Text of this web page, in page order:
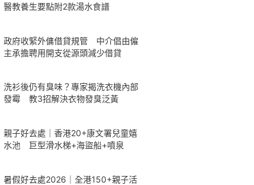
醫教養生要點附2款湯水食譜
政府收緊外傭借貸規管 中介倡由僱
主承擔聘用開支從源頭減少借貸
洗衫後仍有臭味？專家揭洗衣機內部
發霉 教3招解決衣物發臭泛黃
親子好去處｜香港20+康文署兒童嬉
水池 巨型滑水梯+海盜船+噴泉
暑假好去處2026｜全港150+親子活